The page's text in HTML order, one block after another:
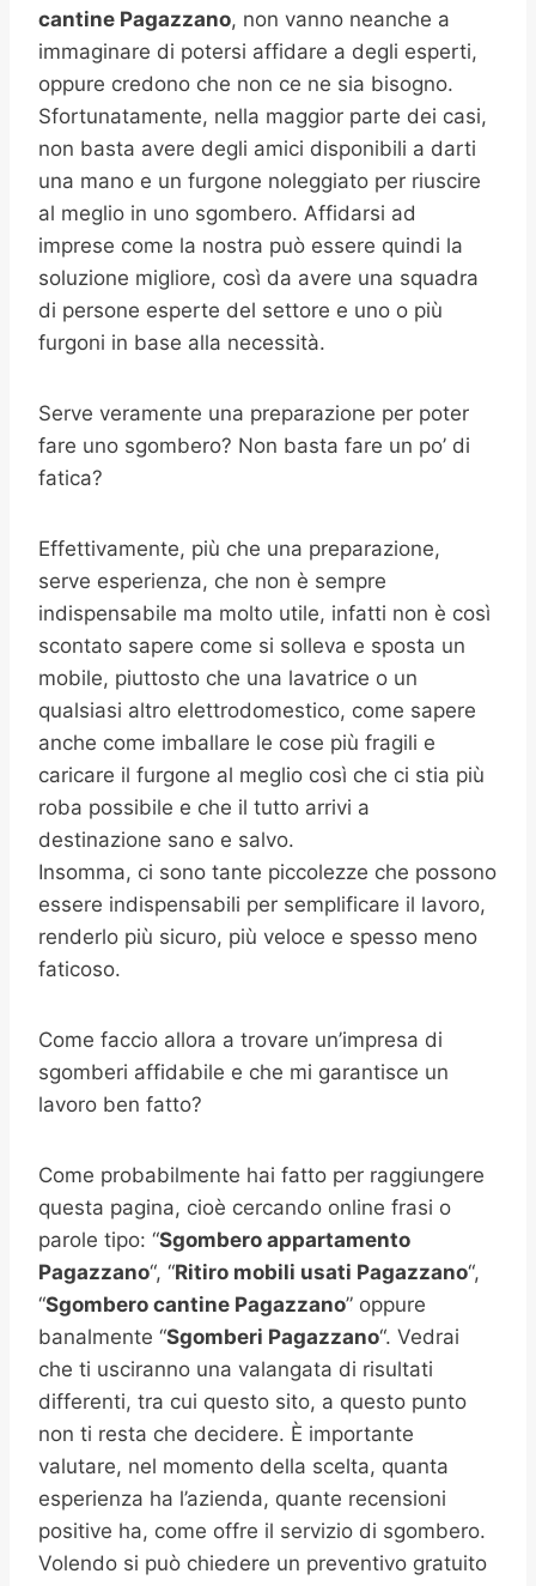
cantine Pagazzano, non vanno neanche a
immaginare di potersi affidare a degli esperti,
oppure credono che non ce ne sia bisogno.
Sfortunatamente, nella maggior parte dei casi,
non basta avere degli amici disponibili a darti
una mano e un furgone noleggiato per riuscire
al meglio in uno sgombero. Affidarsi ad
imprese come la nostra può essere quindi la
soluzione migliore, così da avere una squadra
di persone esperte del settore e uno o più
furgoni in base alla necessità.
Serve veramente una preparazione per poter
fare uno sgombero? Non basta fare un po’ di
fatica?
Effettivamente, più che una preparazione,
serve esperienza, che non è sempre
indispensabile ma molto utile, infatti non è così
scontato sapere come si solleva e sposta un
mobile, piuttosto che una lavatrice o un
qualsiasi altro elettrodomestico, come sapere
anche come imballare le cose più fragili e
caricare il furgone al meglio così che ci stia più
roba possibile e che il tutto arrivi a
destinazione sano e salvo.
Insomma, ci sono tante piccolezze che possono
essere indispensabili per semplificare il lavoro,
renderlo più sicuro, più veloce e spesso meno
faticoso.
Come faccio allora a trovare un’impresa di
sgomberi affidabile e che mi garantisce un
lavoro ben fatto?
Come probabilmente hai fatto per raggiungere
questa pagina, cioè cercando online frasi o
parole tipo: “Sgombero appartamento
Pagazzano“, “Ritiro mobili usati Pagazzano“,
“Sgombero cantine Pagazzano” oppure
banalmente “Sgomberi Pagazzano“. Vedrai
che ti usciranno una valangata di risultati
differenti, tra cui questo sito, a questo punto
non ti resta che decidere. È importante
valutare, nel momento della scelta, quanta
esperienza ha l’azienda, quante recensioni
positive ha, come offre il servizio di sgombero.
Volendo si può chiedere un preventivo gratuito